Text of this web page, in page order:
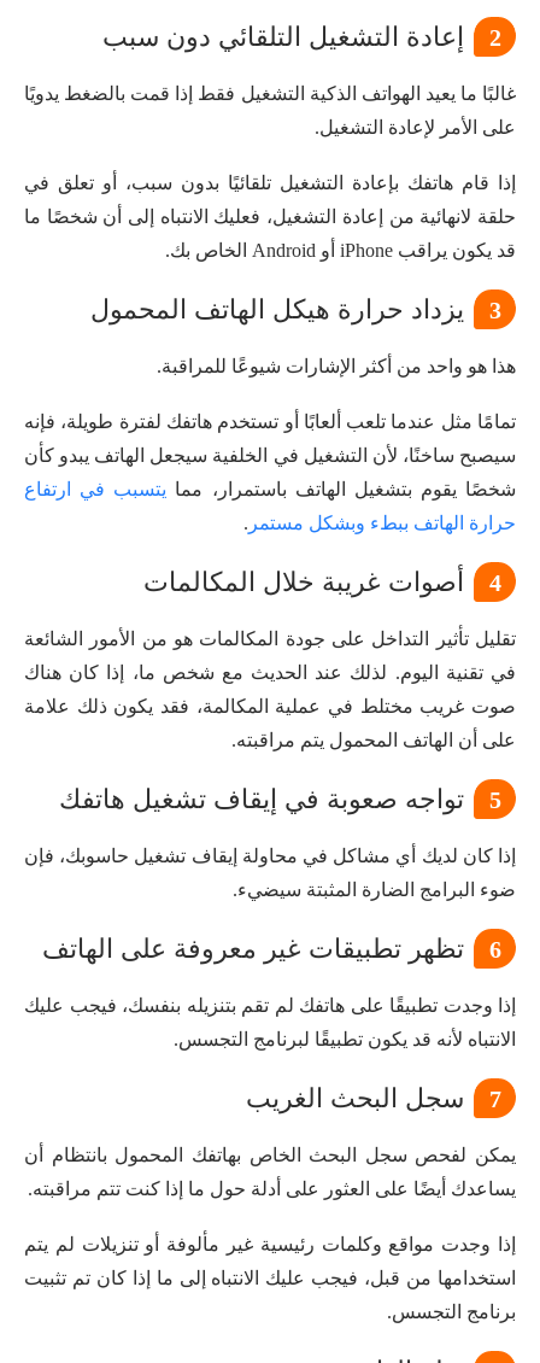
2 إعادة التشغيل التلقائي دون سبب
غالبًا ما يعيد الهواتف الذكية التشغيل فقط إذا قمت بالضغط يدويًا
على الأمر لإعادة التشغيل.
إذا قام هاتفك بإعادة التشغيل تلقائيًا بدون سبب، أو تعلق في
حلقة لانهائية من إعادة التشغيل، فعليك الانتباه إلى أن شخصًا ما
قد يكون يراقب iPhone أو Android الخاص بك.
3 يزداد حرارة هيكل الهاتف المحمول
هذا هو واحد من أكثر الإشارات شيوعًا للمراقبة.
تمامًا مثل عندما تلعب ألعابًا أو تستخدم هاتفك لفترة طويلة، فإنه
سيصبح ساخنًا، لأن التشغيل في الخلفية سيجعل الهاتف يبدو كأن
شخصًا يقوم بتشغيل الهاتف باستمرار، مما يتسبب في ارتفاع
حرارة الهاتف ببطء وبشكل مستمر .
4 أصوات غريبة خلال المكالمات
تقليل تأثير التداخل على جودة المكالمات هو من الأمور الشائعة
في تقنية اليوم. لذلك عند الحديث مع شخص ما، إذا كان هناك
صوت غريب مختلط في عملية المكالمة، فقد يكون ذلك علامة
على أن الهاتف المحمول يتم مراقبته.
5 تواجه صعوبة في إيقاف تشغيل هاتفك
إذا كان لديك أي مشاكل في محاولة إيقاف تشغيل حاسوبك، فإن
ضوء البرامج الضارة المثبتة سيضيء.
6 تظهر تطبيقات غير معروفة على الهاتف
إذا وجدت تطبيقًا على هاتفك لم تقم بتنزيله بنفسك، فيجب عليك
الانتباه لأنه قد يكون تطبيقًا لبرنامج التجسس.
7 سجل البحث الغريب
يمكن لفحص سجل البحث الخاص بهاتفك المحمول بانتظام أن
يساعدك أيضًا على العثور على أدلة حول ما إذا كنت تتم مراقبته.
إذا وجدت مواقع وكلمات رئيسية غير مألوفة أو تنزيلات لم يتم
استخدامها من قبل، فيجب عليك الانتباه إلى ما إذا كان تم تثبيت
برنامج التجسس.